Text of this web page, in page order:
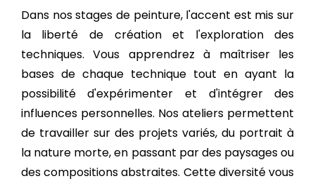
Dans nos stages de peinture, l'accent est mis sur
la liberté de création et l'exploration des
techniques. Vous apprendrez à maîtriser les
bases de chaque technique tout en ayant la
possibilité d'expérimenter et d'intégrer des
influences personnelles. Nos ateliers permettent
de travailler sur des projets variés, du portrait à
la nature morte, en passant par des paysages ou
des compositions abstraites. Cette diversité vous